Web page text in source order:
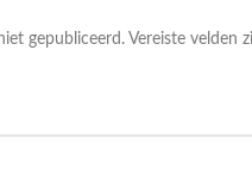
gepubliceerd. Vereiste velden